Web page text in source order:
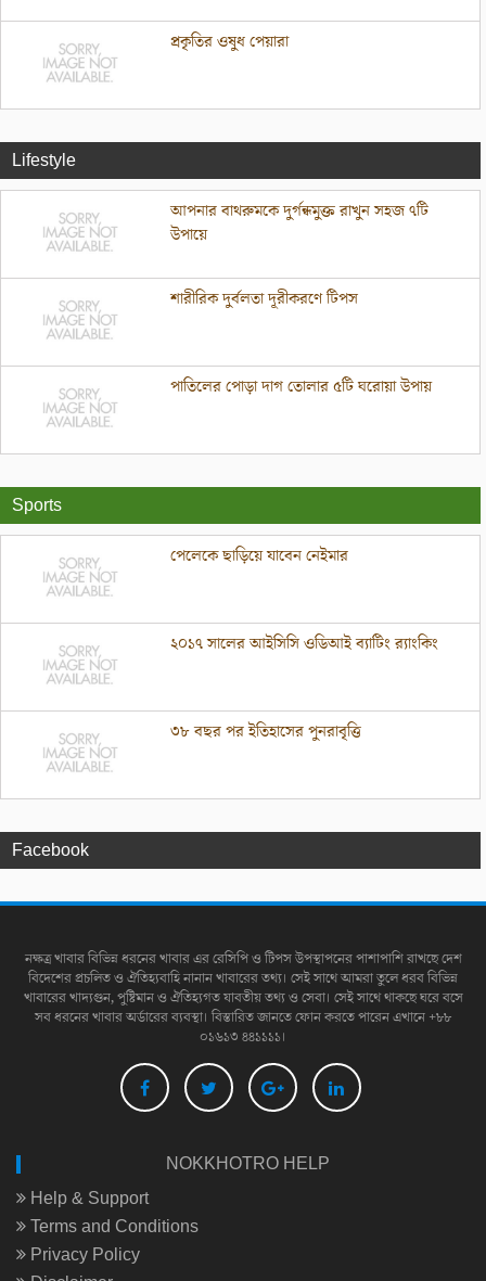
প্রকৃতির ওষুধ পেয়ারা
Lifestyle
আপনার বাথরুমকে দুর্গন্ধমুক্ত রাখুন সহজ ৭টি
উপায়ে
শারীরিক দুর্বলতা দূরীকরণে টিপস
পাতিলের পোড়া দাগ তোলার ৫টি ঘরোয়া উপায়
Sports
পেলেকে ছাড়িয়ে যাবেন নেইমার
২০১৭ সালের আইসিসি ওডিআই ব্যাটিং র‌্যাংকিং
৩৮ বছর পর ইতিহাসের পুনরাবৃত্তি
Facebook
নক্ষত্র খাবার বিভিন্ন ধরনের খাবার এর রেসিপি ও টিপস উপস্থাপনের পাশাপাশি রাখছে দেশ
বিদেশের প্রচলিত ও ঐতিহ্যবাহি নানান খাবারের তথ্য। সেই সাথে আমরা তুলে ধরব বিভিন্ন
খাবারের খাদ্যগুন, পুষ্টিমান ও ঐতিহ্যগত যাবতীয় তথ্য ও সেবা। সেই সাথে থাকছে ঘরে বসে
সব ধরনের খাবার অর্ডারের ব্যবস্থা। বিস্তারিত জানতে ফোন করতে পারেন এখানে +৮৮
০১৬১৩ ৪৪১১১১।
NOKKHOTRO HELP
Help & Support
Terms and Conditions
Privacy Policy